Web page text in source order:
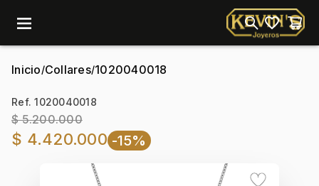
menu
Inicio/Collares/1020040018
Ref. 1020040018
$ 5.200.000
$ 4.420.000 -15%